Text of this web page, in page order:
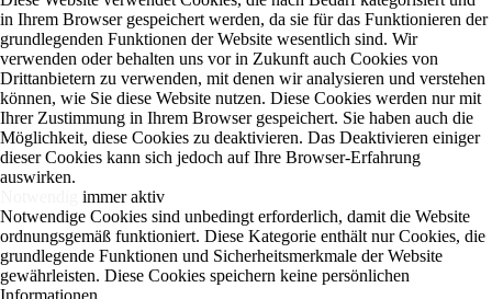
in Ihrem Browser gespeichert werden, da sie für das Funktionieren der
grundlegenden Funktionen der Website wesentlich sind. Wir
verwenden oder behalten uns vor in Zukunft auch Cookies von
Drittanbietern zu verwenden, mit denen wir analysieren und verstehen
können, wie Sie diese Website nutzen. Diese Cookies werden nur mit
Ihrer Zustimmung in Ihrem Browser gespeichert. Sie haben auch die
Möglichkeit, diese Cookies zu deaktivieren. Das Deaktivieren einiger
dieser Cookies kann sich jedoch auf Ihre Browser-Erfahrung
auswirken.
immer aktiv
Notwendige Cookies sind unbedingt erforderlich, damit die Website
ordnungsgemäß funktioniert. Diese Kategorie enthält nur Cookies, die
grundlegende Funktionen und Sicherheitsmerkmale der Website
gewährleisten. Diese Cookies speichern keine persönlichen
Informationen.